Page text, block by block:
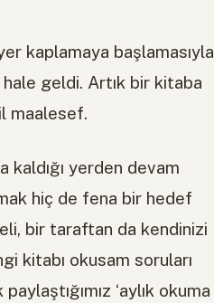
kaplamaya başlamasıyla
geldi. Artık bir kitaba
maalesef.
kaldığı yerden devam
hiç de fena bir hedef
bir taraftan da kendinizi
kitabı okusam soruları
‘aylık okuma